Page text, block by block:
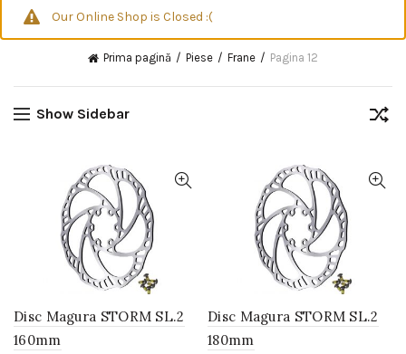
Our Online Shop is Closed :(
Prima pagină Piese Frane Pagina 12
Show Sidebar
Disc Magura STORM SL.2
160mm
Disc Magura STORM SL.2
180mm